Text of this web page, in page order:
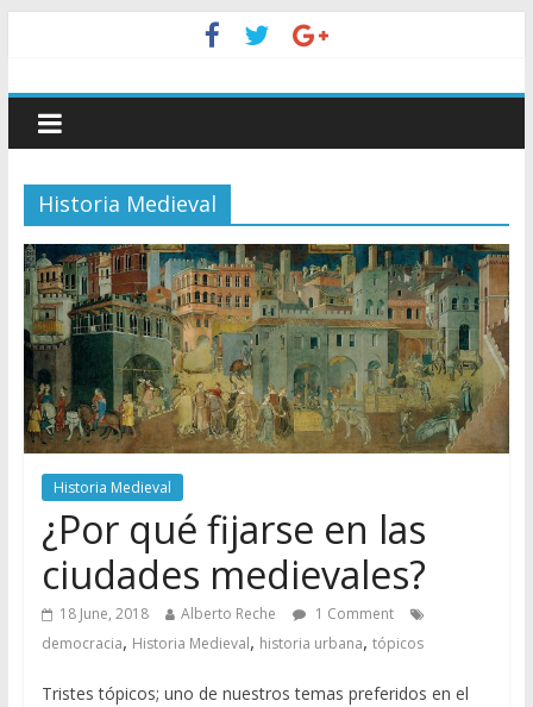
Historia Medieval
Historia Medieval
¿Por qué fijarse en las
ciudades medievales?
18 June, 2018 Alberto Reche
1 Comment
democracia, Historia Medieval, historia urbana, tópicos
Tristes tópicos; uno de nuestros temas preferidos en el